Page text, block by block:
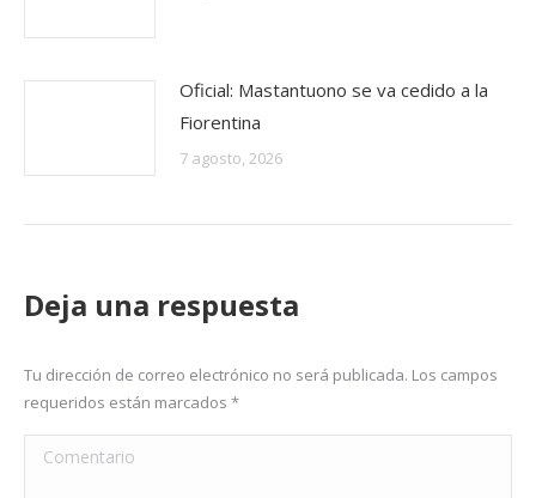
Oficial: Mastantuono se va cedido a la
Fiorentina
7 agosto, 2026
Deja una respuesta
Tu dirección de correo electrónico no será publicada. Los campos
requeridos están marcados *
Comentario